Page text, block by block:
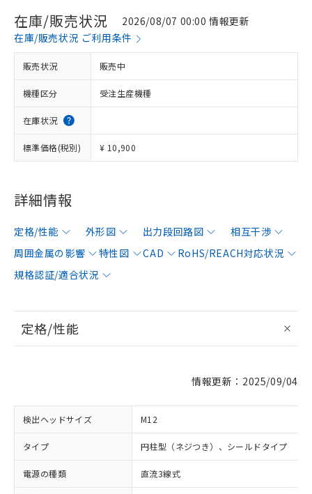
在庫/販売状況
2026/08/07 00:00 情報更新
在庫/販売状況 ご利用条件
販売状況 販売中
機種区分 受注生産機種
在庫状況
標準価格(税別) ¥ 10,900
詳細情報
定格/性能 外形図 出力段回路図
相互干渉
周囲金属の影響
特性図 CAD
RoHS/REACH対応状況
規格認証/適合状況
定格/性能
情報更新：2025/09/04
検出ヘッドサイズ M12
タイプ 円柱型（ネジつき）、シールドタイプ
電源の種類 直流3線式